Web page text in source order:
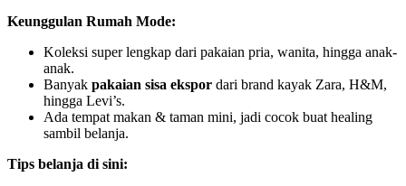
Keunggulan Rumah Mode:
Koleksi super lengkap dari pakaian pria, wanita, hingga anak-
anak.
Banyak pakaian sisa ekspor dari brand kayak Zara, H&M,
hingga Levi’s.
Ada tempat makan & taman mini, jadi cocok buat healing
sambil belanja.
Tips belanja di sini: